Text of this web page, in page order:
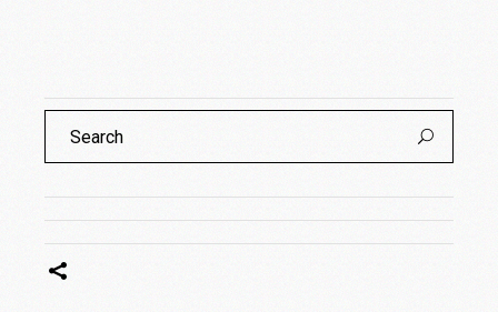
Search